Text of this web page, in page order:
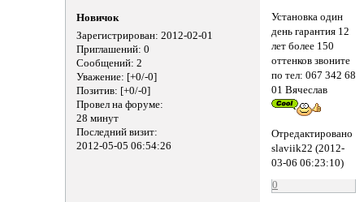
Новичок
Зарегистрирован: 2012-02-01
Приглашений: 0
Сообщений: 2
Уважение: [+0/-0]
Позитив: [+0/-0]
Провел на форуме:
28 минут
Последний визит:
2012-05-05 06:54:26
Установка один
день гарантия 12
лет более 150
оттенков звоните
по тел: 067 342 68
01 Вячеслав
Отредактировано
slaviik22 (2012-
03-06 06:23:10)
0